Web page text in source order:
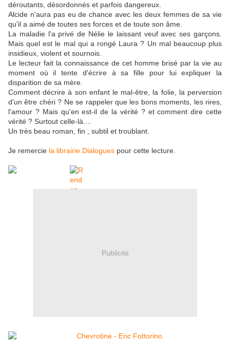
déroutants, désordonnés et parfois dangereux.
Alcide n'aura pas eu de chance avec les deux femmes de sa vie
qu'il a aimé de toutes ses forces et de toute son âme.
La maladie l'a privé de Nélie le laissant veuf avec ses garçons.
Mais quel est le mal qui a rongé Laura ? Un mal beaucoup plus
insidieux, violent et sournois.
Le lecteur fait la connaissance de cet homme brisé par la vie au
moment où il tente d'écrire à sa fille pour lui expliquer la
disparition de sa mère.
Comment décrire à son enfant le mal-être, la folie, la perversion
d'un être chéri ? Ne se rappeler que les bons moments, les rires,
l'amour ? Mais qu'en est-il de la vérité ? et comment dire cette
vérité ? Surtout celle-là....
Un très beau roman, fin , subtil et troublant.
Je remercie la librairie Dialogues pour cette lecture.
Publicité